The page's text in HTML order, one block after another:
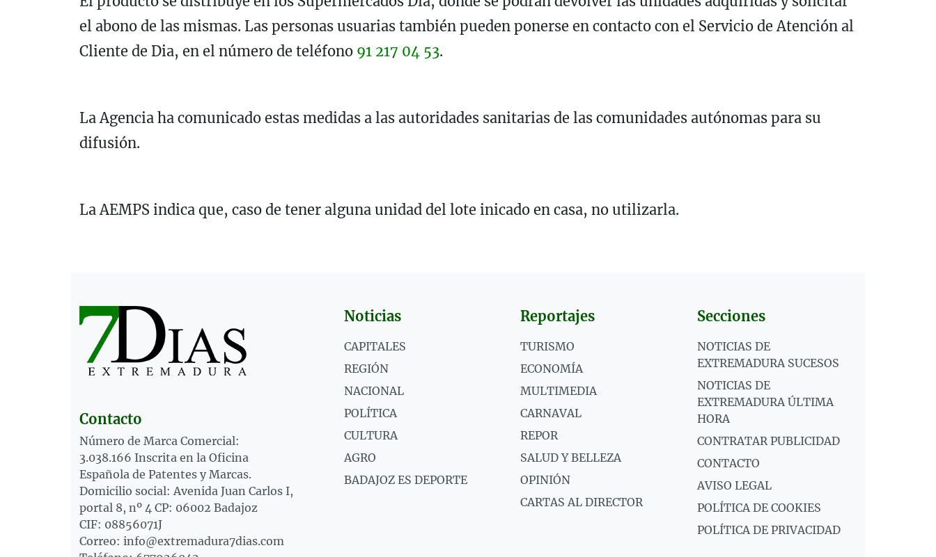
el abono de las mismas. Las personas usuarias también pueden ponerse en contacto con el Servicio de Atención al
Cliente de Dia, en el número de teléfono 91 217 04 53.
La Agencia ha comunicado estas medidas a las autoridades sanitarias de las comunidades autónomas para su
difusión.
La AEMPS indica que, caso de tener alguna unidad del lote inicado en casa, no utilizarla.
Contacto
Número de Marca Comercial:
3.038.166 Inscrita en la Oficina
Española de Patentes y Marcas.
Domicilio social: Avenida Juan Carlos I,
portal 8, nº 4 CP: 06002 Badajoz
CIF: 08856071J
Correo: info@extremadura7dias.com
Noticias
CAPITALES
REGIÓN
NACIONAL
POLÍTICA
CULTURA
AGRO
BADAJOZ ES DEPORTE
Reportajes
TURISMO
ECONOMÍA
MULTIMEDIA
CARNAVAL
REPOR
SALUD Y BELLEZA
OPINIÓN
CARTAS AL DIRECTOR
Secciones
NOTICIAS DE
EXTREMADURA SUCESOS
NOTICIAS DE
EXTREMADURA ÚLTIMA
HORA
CONTRATAR PUBLICIDAD
CONTACTO
AVISO LEGAL
POLÍTICA DE COOKIES
POLÍTICA DE PRIVACIDAD